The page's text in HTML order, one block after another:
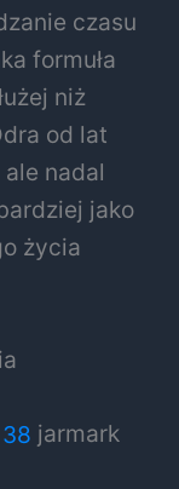
czasu
formuła
niż
od lat
nadal
jako
życia
jarmark